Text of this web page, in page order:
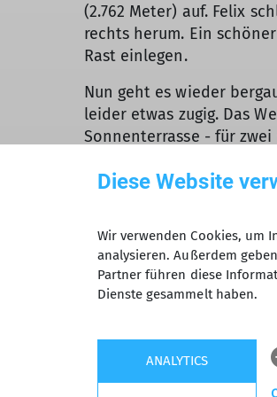
(2.762 Meter) auf. Felix
rechts herum. Ein
Rast einlegen.
Nun geht es wieder
leider etwas zugig. Das
Sonnenterrasse - für
Auto mit dem Auslöser
Die Hütte ist geräumig,
gehen?
Montag 6:30 Uhr läutet
bewölkt, bessert sich
von Felix: „Also wenn
wenn man so eine
Diese Website
Wir verwenden Cookies, um
analysieren. Außerdem
Partner führen diese
Dienste gesammelt haben.
ANALYTICS